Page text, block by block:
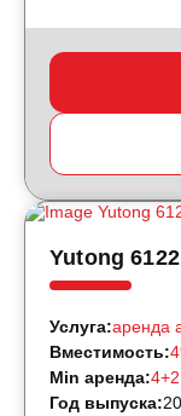
Yutong
Услуга:аренда
Вместимость:
Min аренда:4+2
Год выпуска: